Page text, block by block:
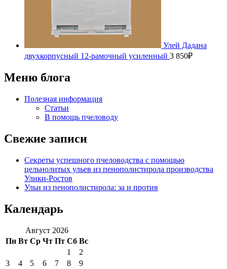
Улей Дадана
двухкорпусный 12-рамочный усиленный 3 850₽
Меню блога
Полезная информация
Статьи
В помощь пчеловоду
Свежие записи
Секреты успешного пчеловодства с помощью
цельнолитых ульев из пенополистирола производства
Улики-Ростов
Ульи из пенополистирола: за и против
Календарь
Август 2026
Пн Вт Ср Чт Пт Сб Вс
1
2
3
4 5 6 7 8
9